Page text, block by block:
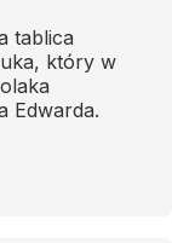
tablica
który w
Edwarda.